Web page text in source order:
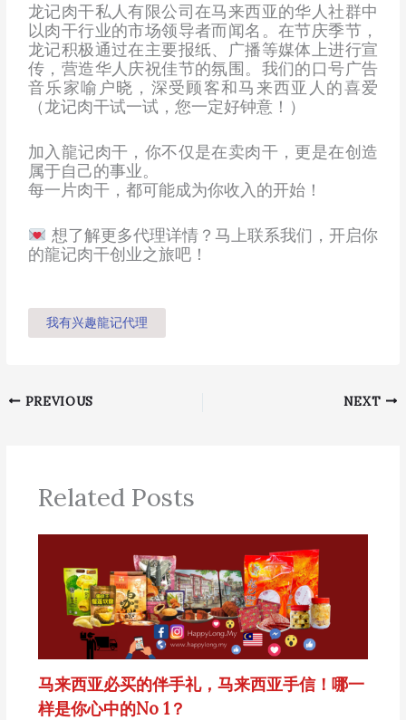
龙记肉干私人有限公司在马来西亚的华人社群中
以肉干行业的市场领导者而闻名。在节庆季节，
龙记积极通过在主要报纸、广播等媒体上进行宣
传，营造华人庆祝佳节的氛围。我们的口号广告
音乐家喻户晓，深受顾客和马来西亚人的喜爱
（龙记肉干试一试，您一定好钟意！）
加入龍记肉干，你不仅是在卖肉干，更是在创造
属于自己的事业。
每一片肉干，都可能成为你收入的开始！
想了解更多代理详情？马上联系我们，开启你
的龍记肉干创业之旅吧！
我有兴趣龍记代理
PREVIOUS NEXT
Related Posts
马来西亚必买的伴手礼，马来西亚手信！哪一
样是你心中的No 1？